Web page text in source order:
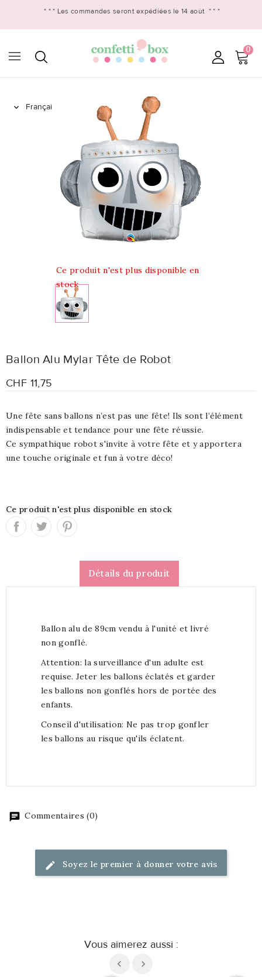
* * * Les commandes seront expédiées le 14 août * * *
0

Ce produit n'est plus disponible en
stock
Ballon Alu Mylar Tête de Robot
CHF 11,75
Une fête sans ballons n’est pas une fête! Ils sont l’élément
indispensable et tendance pour une fête réussie.
Ce sympathique robot s'invite à votre fête et y apportera
une touche originale et fun à votre déco!
Ce produit n'est plus disponible en stock
Détails du produit
Ballon alu de 89cm vendu à l'unité et livré
non gonflé.
Attention: la surveillance d'un adulte est
requise. Jeter les ballons éclatés et garder
les ballons non gonflés hors de portée des
enfants.
Conseil d'utilisation: Ne pas trop gonfler
les ballons au risque qu'ils éclatent.
Commentaires (0)
Soyez le premier à donner votre avis
Vous aimerez aussi :